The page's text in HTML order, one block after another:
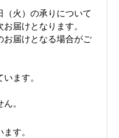
火）の承りについて
届けとなります。
お届けとなる場合がご
ます。
。
す。